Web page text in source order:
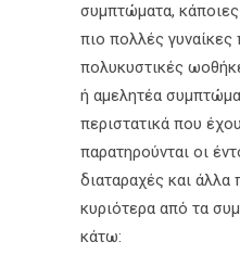
συμπτώματα,
πιο πολλές
πολυκυστικές
ή αμελητέα
περιστατικά που
παρατηρούνται οι
διαταραχές και άλλα
κυριότερα από τα
κάτω: